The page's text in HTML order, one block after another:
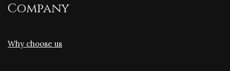
Company
Why choose us